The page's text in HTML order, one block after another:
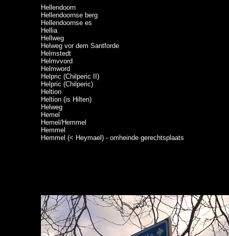
Hellendoorn
Hellendoornse berg
Hellendoornse es
Hellia
Hellweg
Helweg vor dem Santforde
Helmstedt
Helmvvord
Helmword
Helpric (Chilperic II)
Helpric (Chilperic)
Heltion
Heltion (is Hilten)
Helweg
Hemel
Hemel/Hemmel
Hemmel
Hemmel (< Heymael) - omheinde gerechtsplaats